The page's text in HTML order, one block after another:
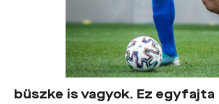
büszke is vagyok. Ez